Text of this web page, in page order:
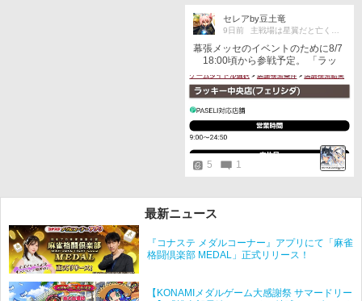
セレアby豆土竜
9日前 主戦場は星翼だと亡くしてから気付く
幕張メッセのイベントのために8/7
18:00頃から参戦予定。 「ラッ
キー中央フェリシダで僕と対
戦！」(ニチアサのノリ) ミルファ
(エウ)「戦うのあたしだよねソレ絶
対」
5 1
最新ニュース
『コナステ メダルコーナー』アプリにて「麻雀
格闘倶楽部 MEDAL」正式リリース！
【KONAMIメダルゲーム大感謝祭 サマードリー